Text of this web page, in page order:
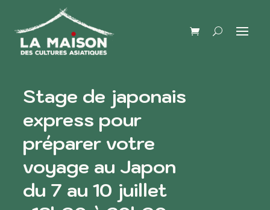
Stage de japonais
express pour
préparer votre
voyage au Japon
du 7 au 10 juillet